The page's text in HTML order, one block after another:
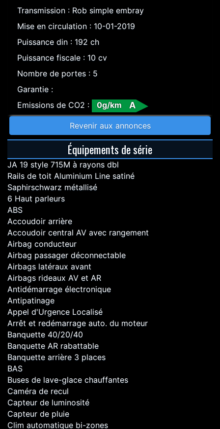
Transmission : Rob simple embray
Mise en circulation : 10-01-2019
Puissance din : 192 ch
Puissance fiscale : 10 cv
Nombre de portes : 5
Garantie :
Emissions de CO2 :
0g/km A
Revenir aux annonces
Équipements de série
JA 19 style 715M à rayons dbl
Rails de toit Aluminium Line satiné
Saphirschwarz métallisé
6 Haut parleurs
ABS
Accoudoir arrière
Accoudoir central AV avec rangement
Airbag conducteur
Airbag passager déconnectable
Airbags latéraux avant
Airbags rideaux AV et AR
Antidémarrage électronique
Antipatinage
Appel d'Urgence Localisé
Arrêt et redémarrage auto. du moteur
Banquette 40/20/40
Banquette AR rabattable
Banquette arrière 3 places
BAS
Buses de lave-glace chauffantes
Caméra de recul
Capteur de luminosité
Capteur de pluie
Clim automatique bi-zones